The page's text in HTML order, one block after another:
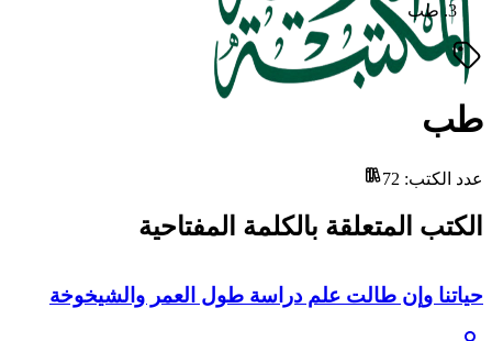
طب
طب
عدد الكتب:
72
الكتب المتعلقة بالكلمة المفتاحية
حياتنا وإن طالت علم دراسة طول العمر والشيخوخة